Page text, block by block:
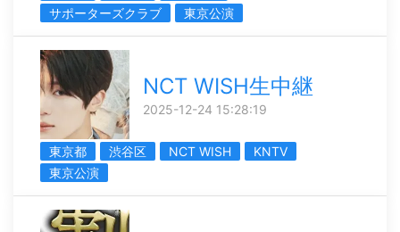
サポーターズクラブ
東京公演
NCT WISH生中継
2025-12-24 15:28:19
東京都 渋谷区 NCT WISH
KNTV
東京公演